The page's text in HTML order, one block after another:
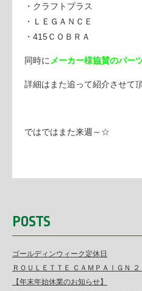
・クラフトプラス
・ＬＥＧＡＮＣＥ
・415ＣＯＢＲＡ
同時にメーカー様協賛のパー
詳細はまた追って紹介させて
ではではまた来週～☆
POSTS
ゴールディンウィーク定休日
ＲＯＵＬＥＴＴＥ ＣＡＭＰＡＩＧＮ ２
【年末年始休業のお知らせ】